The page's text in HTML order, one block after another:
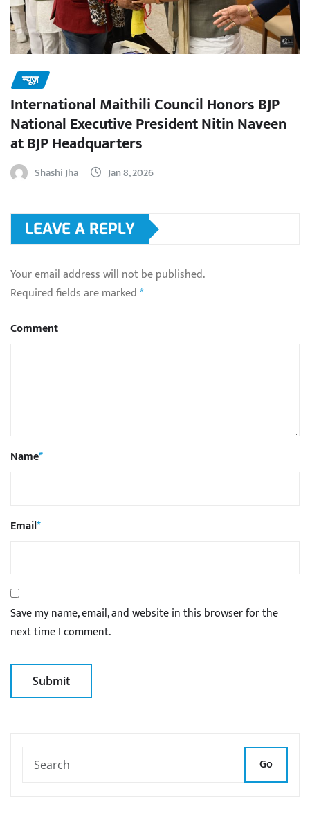
न्यूज़
International Maithili Council Honors BJP
National Executive President Nitin Naveen
at BJP Headquarters
Shashi Jha Jan 8, 2026
LEAVE A REPLY
Your email address will not be published.
Required fields are marked*
Comment
Name*
Email*
Save my name, email, and website in this browser for the
next time I comment.
Go